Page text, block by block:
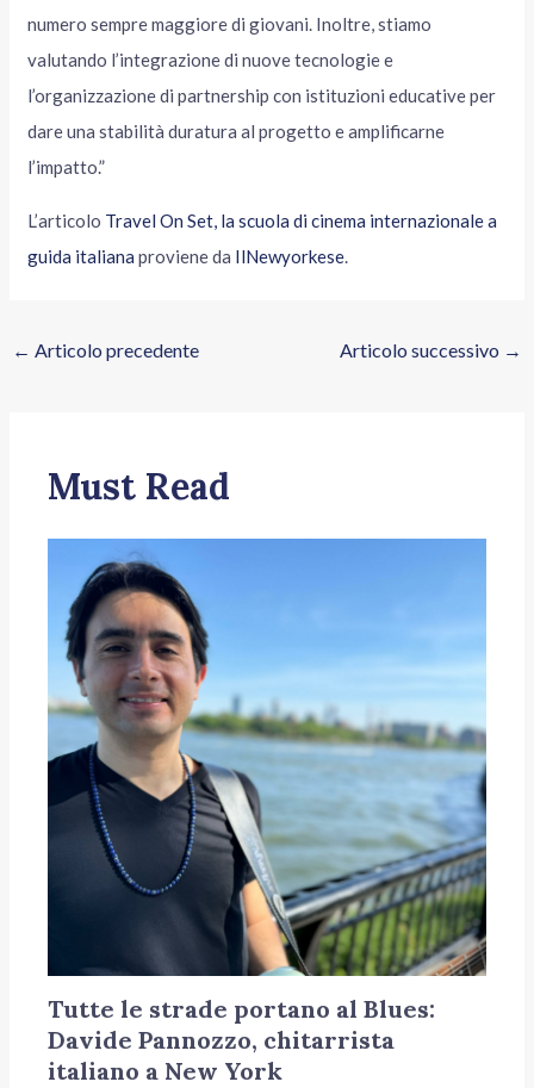
numero sempre maggiore di giovani. Inoltre, stiamo
valutando l’integrazione di nuove tecnologie e
l’organizzazione di partnership con istituzioni educative per
dare una stabilità duratura al progetto e amplificarne
l’impatto.”
L’articolo Travel On Set, la scuola di cinema internazionale a
guida italiana proviene da IlNewyorkese.
← Articolo precedente Articolo successivo →
Must Read
Tutte le strade portano al Blues:
Davide Pannozzo, chitarrista
italiano a New York